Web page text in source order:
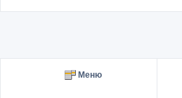
Меню